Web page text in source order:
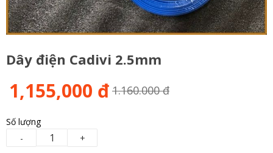
Dây điện Cadivi 2.5mm
1,155,000 đ 1.160.000 đ
Số lượng
-
+